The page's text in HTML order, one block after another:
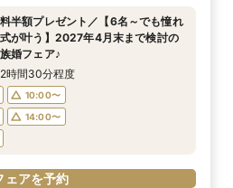
10:00〜
13:00〜
ェアを予約
2時間30分程度
10:30〜
12:30〜
ェアを予約
2時間30分程度
10:00〜
14:00〜
ェアを予約
11:00〜
14:00〜
ェアを予約
会♪
時間程度
11:00〜
15:00〜
ェアを予約
10:00〜
13:00〜
ェアを予約
10:00〜
14:00〜
ェアを予約
半額プレゼント／【6名～でも憧れ
が叶う】2027年4月末まで検討の
婚フェア♪
時間30分程度
10:00〜
14:00〜
ェアを予約